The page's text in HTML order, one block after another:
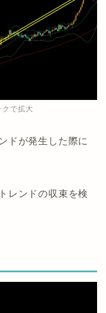
で拡大
ドが発生した際に
レンドの収束を検